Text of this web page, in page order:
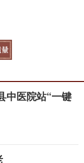
中医院站“一键